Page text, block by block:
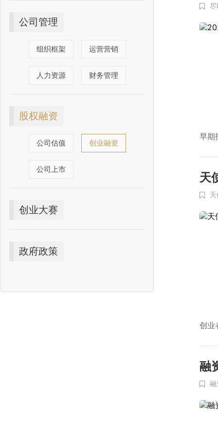
公司管理
组织框架 运营营销
人力资源 财务管理
股权融资
公司估值 创业融资
公司上市
创业大赛
政府政策
早期
天
创业
融
融